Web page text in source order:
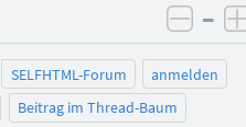
–
SELFHTML-Forum
anmelden
Beitrag im Thread-Baum